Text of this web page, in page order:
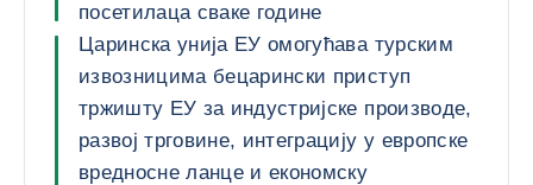
посетилаца сваке године
Царинска унија ЕУ омогућава турским
извозницима бецарински приступ
тржишту ЕУ за индустријске производе,
развој трговине, интеграцију у европске
вредносне ланце и економску